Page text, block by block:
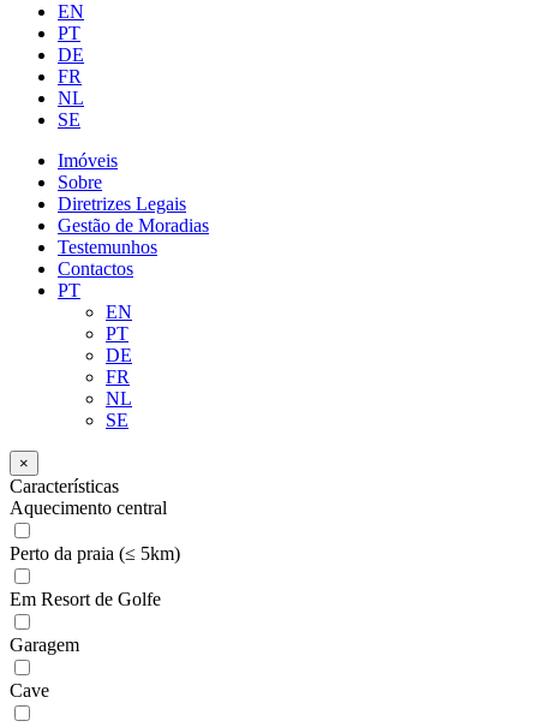
EN
PT
DE
FR
NL
SE
Imóveis
Sobre
Diretrizes Legais
Gestão de Moradias
Testemunhos
Contactos
PT
EN
PT
DE
FR
NL
SE
×
Características
Aquecimento central
Perto da praia (≤ 5km)
Em Resort de Golfe
Garagem
Cave